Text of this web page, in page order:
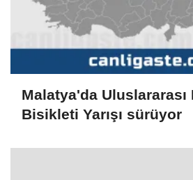
Malatya'da Uluslararası
Bisikleti Yarışı sürüyor